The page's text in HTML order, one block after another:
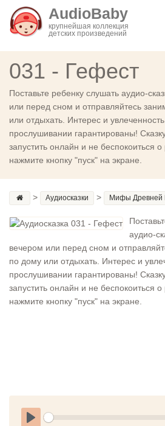
AudioBaby
крупнейшая коллекция
детских произведений
031 - Гефест
Поставьте ребенку слушать аудио-
или перед сном и отправляйтесь
или отдыхать. Интерес и
прослушивании гарантированы!
запустить онлайн и не беспокоиться
нажмите кнопку "пуск" на экране.
> Аудиосказки > Мифы Древней
аудио-
вечером или перед сном и
по дому или отдыхать. Интерес и
прослушивании гарантированы!
запустить онлайн и не беспокоиться
нажмите кнопку "пуск" на экране.